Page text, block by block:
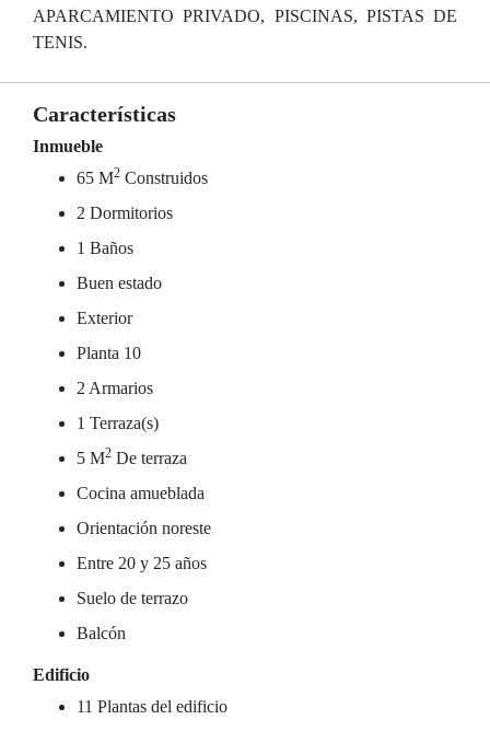
APARCAMIENTO PRIVADO, PISCINAS, PISTAS DE
TENIS.
Características
Inmueble
65 M2 Construidos
2 Dormitorios
1 Baños
Buen estado
Exterior
Planta 10
2 Armarios
1 Terraza(s)
5 M2 De terraza
Cocina amueblada
Orientación noreste
Entre 20 y 25 años
Suelo de terrazo
Balcón
Edificio
11 Plantas del edificio